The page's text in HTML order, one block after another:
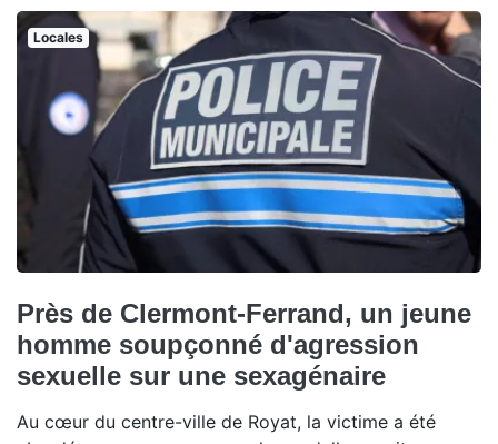
Locales
Près de Clermont-Ferrand, un jeune
homme soupçonné d'agression
sexuelle sur une sexagénaire
Au cœur du centre-ville de Royat, la victime a été